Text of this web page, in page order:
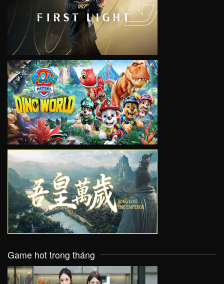
VIEW
VIEW
VIEW
Game hot trong tháng